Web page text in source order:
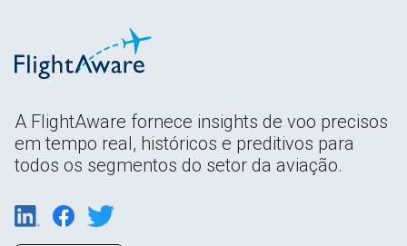
A FlightAware fornece insights de voo precisos
em tempo real, históricos e preditivos para
todos os segmentos do setor da aviação.